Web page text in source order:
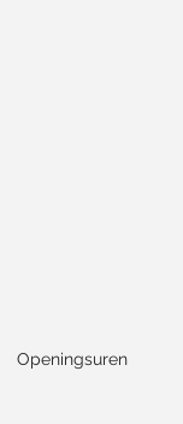
Openingsuren